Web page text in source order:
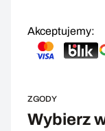
Akceptujemy:
ZGODY
Wybierz